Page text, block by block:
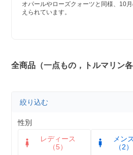
オパールやローズクォーツと同様、10
えられています。
全商品（一点もの，トルマリン各
絞り込む
性別
レディース
（5）
メン
（2）